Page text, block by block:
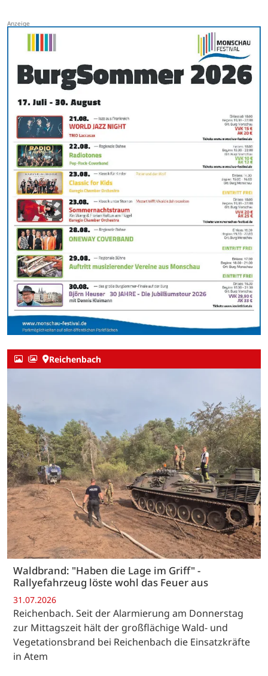
Reichenbach
Waldbrand: "Haben die Lage im Griff" -
Rallyefahrzeug löste wohl das Feuer aus
31.07.2026
Reichenbach. Seit der Alarmierung am Donnerstag
zur Mittagszeit hält der großflächige Wald- und
Vegetationsbrand bei Reichenbach die Einsatzkräfte
in Atem